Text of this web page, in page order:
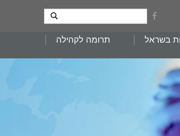
בשראל
תרומה לקהילה